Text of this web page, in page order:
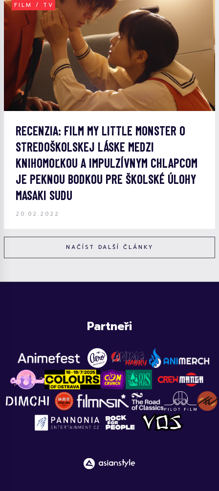
FILM / TV
RECENZIA: FILM MY LITTLE MONSTER O
STREDOŠKOLSKEJ LÁSKE MEDZI
KNIHOMOĽKOU A IMPULZÍVNYM CHLAPCOM
JE PEKNOU BODKOU PRE ŠKOLSKÉ ÚLOHY
MASAKI SUDU
20.02.2022
NAČÍST DALŠÍ ČLÁNKY
Partneři